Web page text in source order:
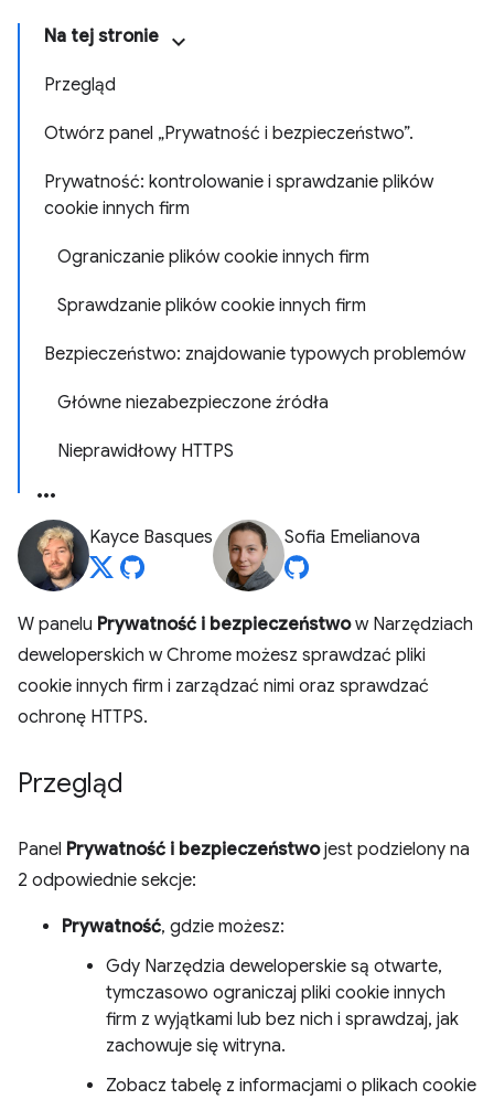
Na tej stronie
Przegląd
Otwórz panel „Prywatność i bezpieczeństwo”.
Prywatność: kontrolowanie i sprawdzanie plików
cookie innych firm
Ograniczanie plików cookie innych firm
Sprawdzanie plików cookie innych firm
Bezpieczeństwo: znajdowanie typowych problemów
Główne niezabezpieczone źródła
Nieprawidłowy HTTPS
Kayce Basques Sofia Emelianova
W panelu Prywatność i bezpieczeństwow Narzędziach
deweloperskich w Chrome możesz sprawdzać pliki
cookie innych firm i zarządzać nimi oraz sprawdzać
ochronę HTTPS.
Przegląd
Panel Prywatność i bezpieczeństwojest podzielony na
2 odpowiednie sekcje:
Prywatność, gdzie możesz:
Gdy Narzędzia deweloperskie są otwarte,
tymczasowo ograniczaj pliki cookie innych
firm z wyjątkami lub bez nich i sprawdzaj, jak
zachowuje się witryna.
Zobacz tabelę z informacjami o plikach cookie